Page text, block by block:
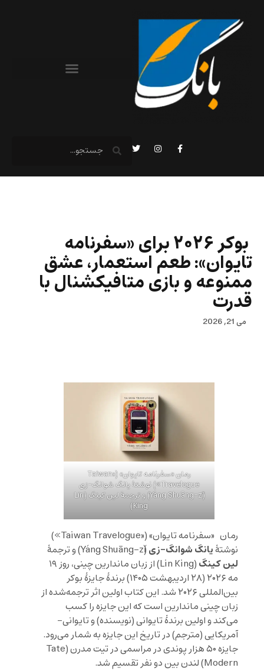
بوکر ۲۰۲۶ برای «سفرنامه
تایوان»: طعم استعمار، عشق
ممنوعه و بازی متافیکشنال با
قدرت
می 21, 2026
رمان «سفرنامه تایوان» («Taiwan
Travelogue») نوشتهٔ یانگ شوانگ-زی
(Yáng Shuāng-zǐ) و ترجمهٔ لین کینگ (Lin
King)
رمان «سفرنامه تایوان» («Taiwan Travelogue»)
نوشتهٔیانگ شوانگ-زی(Yáng Shuāng-zǐ) و ترجمهٔ
لین کینگ
(Lin King) از زبان ماندارین چینی، روز ۱۹
مه ۲۰۲۶ (۲۸ اردیبهشت ۱۴۰۵) برندهٔ جایزهٔ بوکر
بین‌المللی ۲۰۲۶ شد. این کتاب اولین اثر ترجمه‌شده از
زبان چینی ماندارین است که این جایزه را کسب
می‌کند و اولین برندهٔ تایوانی (نویسنده) و تایوانی-
آمریکایی (مترجم) در تاریخ این جایزه به شمار می‌رود.
جایزه ۵۰ هزار پوندی در مراسمی در تیت مدرن (Tate
Modern) لندن بین دو نفر تقسیم شد.